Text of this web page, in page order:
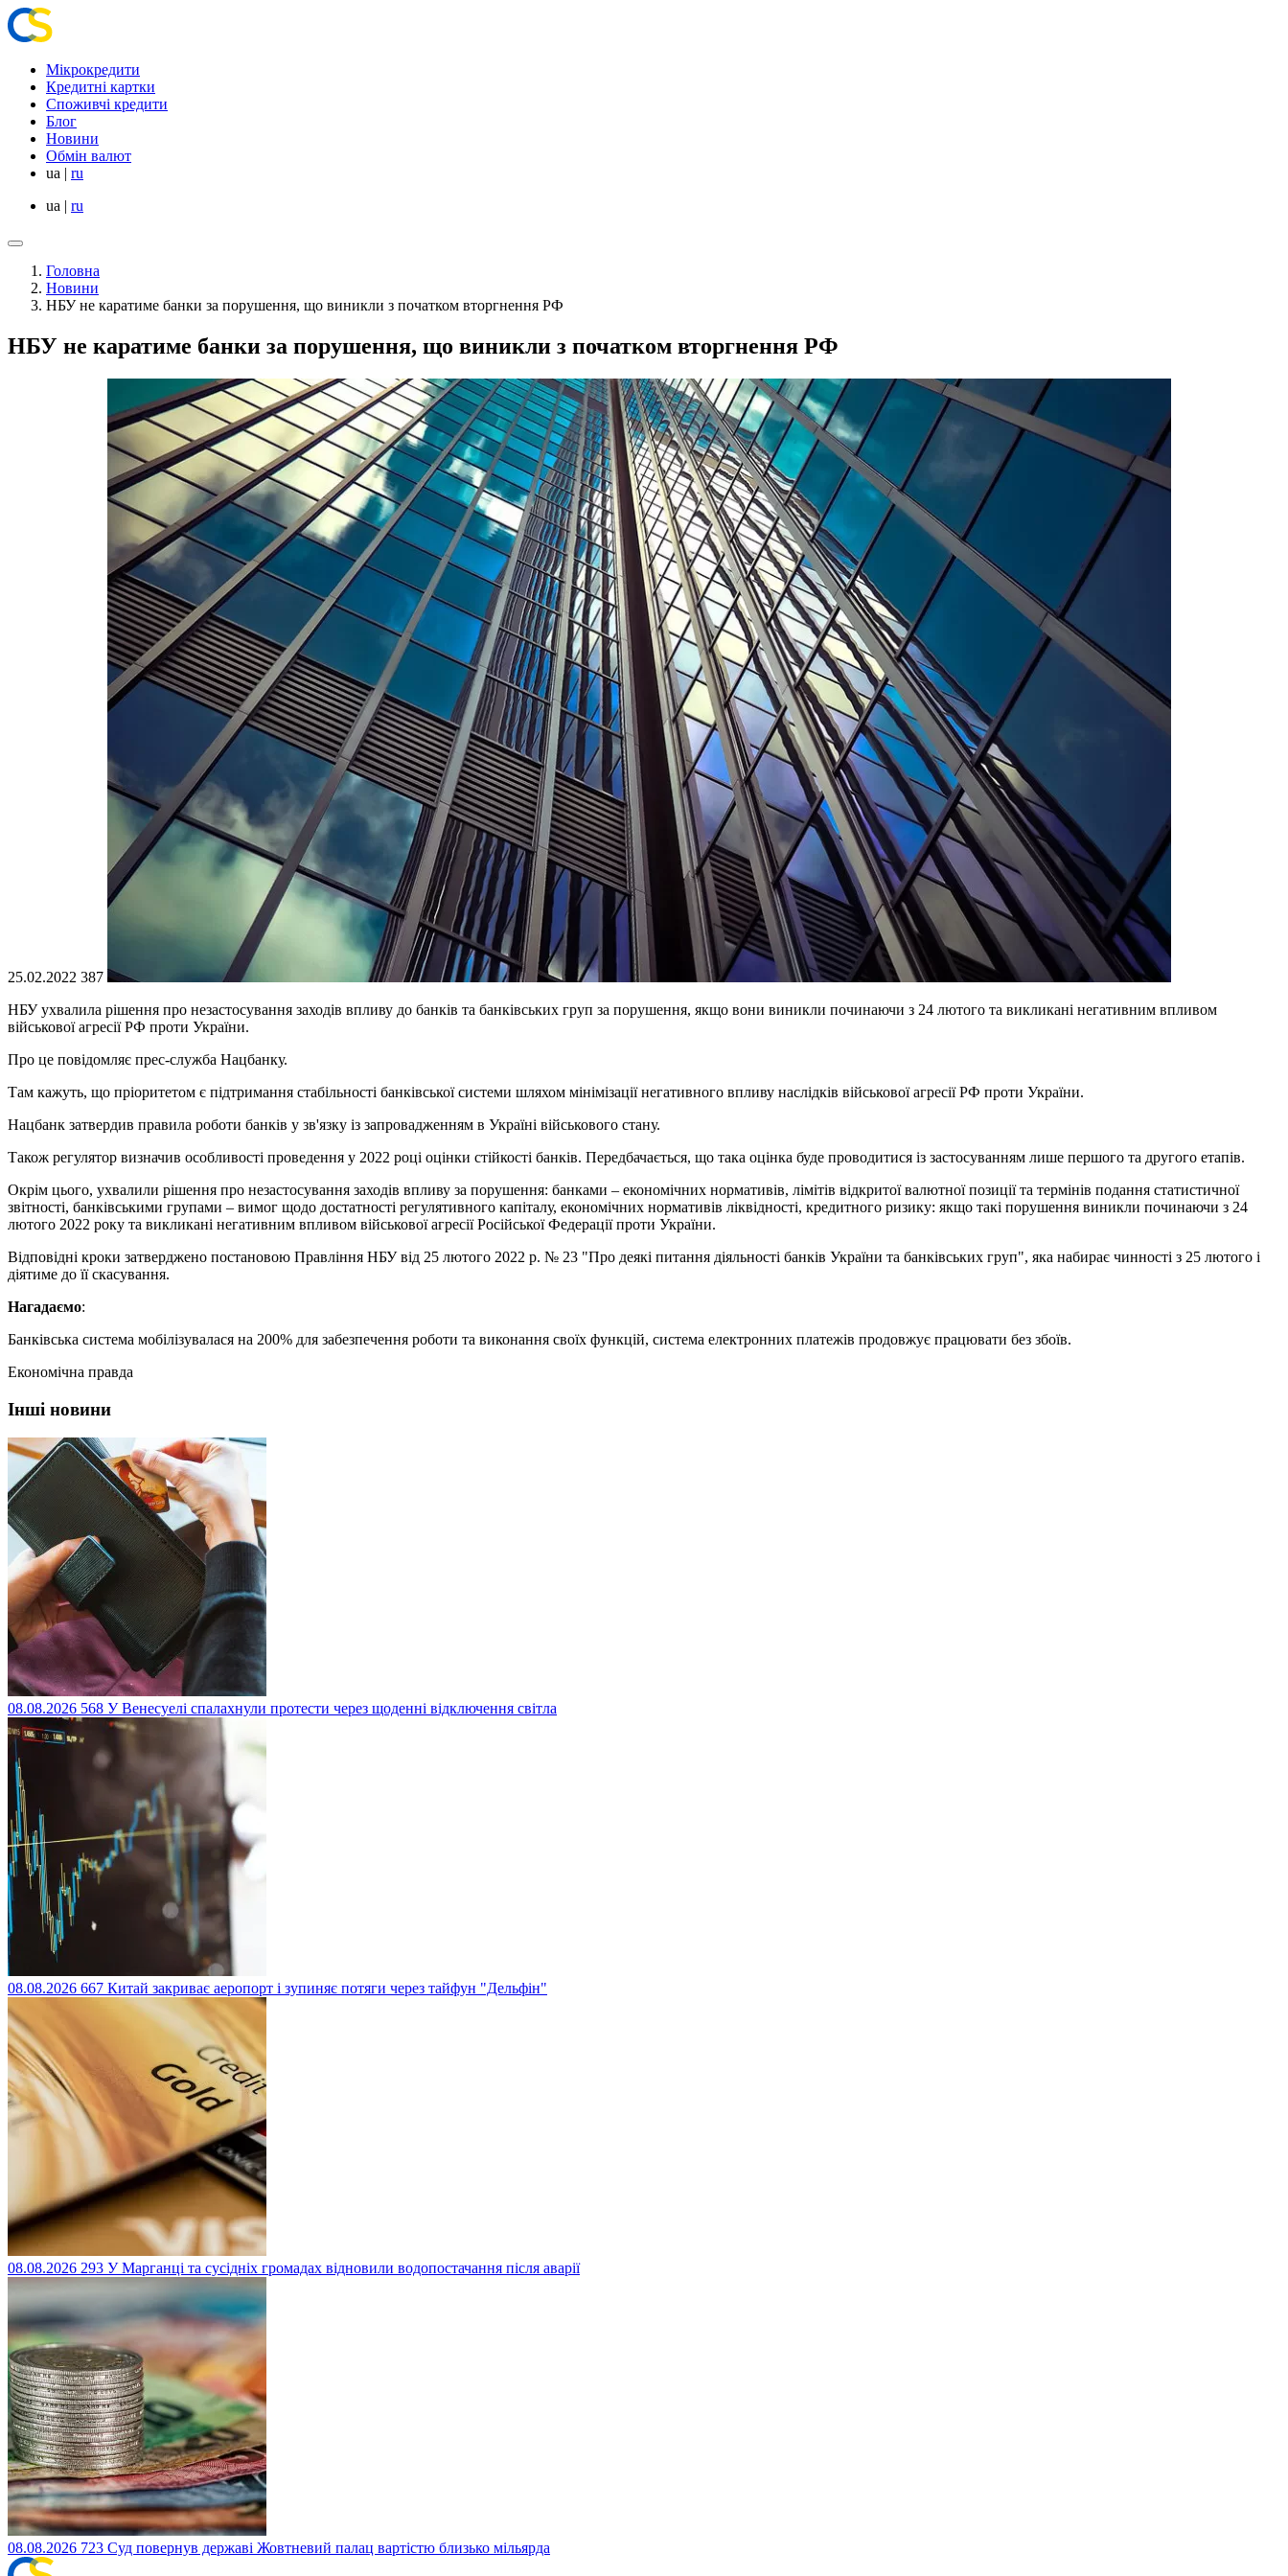
Мікрокредити
Кредитні картки
Споживчі кредити
Блог
Новини
Обмін валют
ua | ru
ua | ru
Головна
Новини
НБУ не каратиме банки за порушення, що виникли з початком вторгнення РФ
НБУ не каратиме банки за порушення, що виникли з початком вторгнення РФ
25.02.2022 387
НБУ ухвалила рішення про незастосування заходів впливу до банків та банківських груп за порушення, якщо вони виникли починаючи з 24 лютого та викликані негативним впливом
військової агресії РФ проти України.
Про це повідомляє прес-служба Нацбанку.
Там кажуть, що пріоритетом є підтримання стабільності банківської системи шляхом мінімізації негативного впливу наслідків військової агресії РФ проти України.
Нацбанк затвердив правила роботи банків у зв'язку із запровадженням в Україні військового стану.
Також регулятор визначив особливості проведення у 2022 році оцінки стійкості банків. Передбачається, що така оцінка буде проводитися із застосуванням лише першого та другого етапів.
Окрім цього, ухвалили рішення про незастосування заходів впливу за порушення: банками – економічних нормативів, лімітів відкритої валютної позиції та термінів подання статистичної
звітності, банківськими групами – вимог щодо достатності регулятивного капіталу, економічних нормативів ліквідності, кредитного ризику: якщо такі порушення виникли починаючи з 24
лютого 2022 року та викликані негативним впливом військової агресії Російської Федерації проти України.
Відповідні кроки затверджено постановою Правління НБУ від 25 лютого 2022 р. № 23 "Про деякі питання діяльності банків України та банківських груп", яка набирає чинності з 25 лютого і
діятиме до її скасування.
Нагадаємо:
Банківська система мобілізувалася на 200% для забезпечення роботи та виконання своїх функцій, система електронних платежів продовжує працювати без збоїв.
Економічна правда
Інші новини
08.08.2026 568 У Венесуелі спалахнули протести через щоденні відключення світла
08.08.2026 667 Китай закриває аеропорт і зупиняє потяги через тайфун "Дельфін"
08.08.2026 293 У Марганці та сусідніх громадах відновили водопостачання після аварії
08.08.2026 723 Суд повернув державі Жовтневий палац вартістю близько мільярда